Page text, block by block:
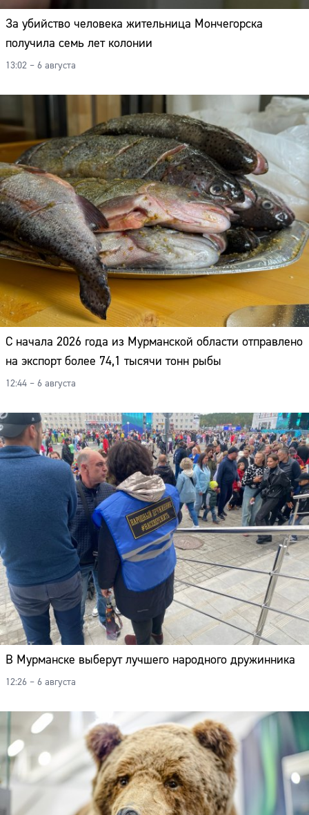
За убийство человека жительница Мончегорска
получила семь лет колонии
13:02 – 6 августа
С начала 2026 года из Мурманской области отправлено
на экспорт более 74,1 тысячи тонн рыбы
12:44 – 6 августа
В Мурманске выберут лучшего народного дружинника
12:26 – 6 августа
Адрес:
Телефон: